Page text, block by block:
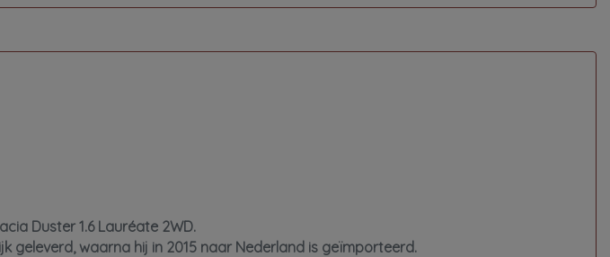
Duster 1.6 Lauréate 2WD.
geleverd, waarna hij in 2015 naar Nederland is geïmporteerd.